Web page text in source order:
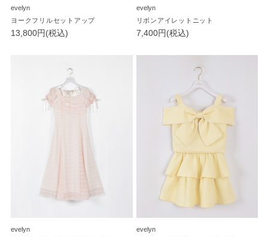
evelyn
ヨークフリルセットアップ
13,800円(税込)
evelyn
リボンアイレットニット
7,400円(税込)
evelyn
evelyn